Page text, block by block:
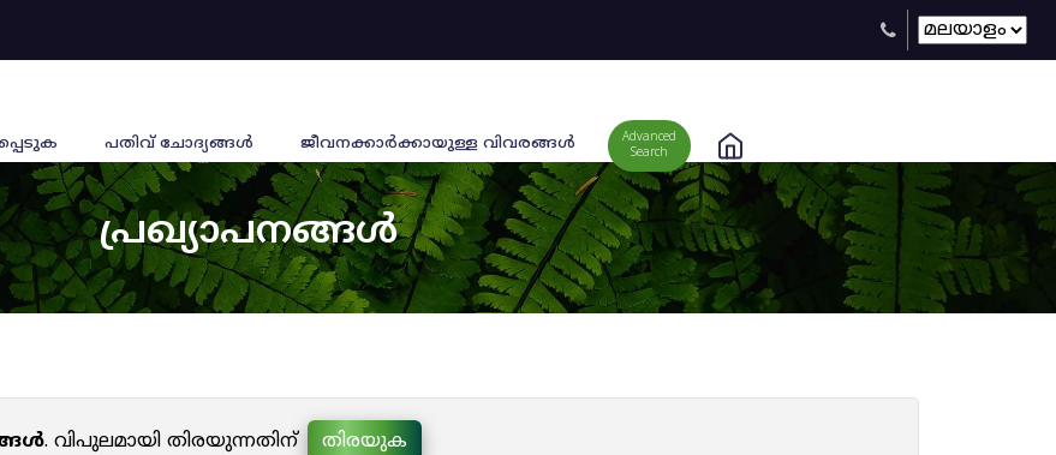
പതിവ് ചോദ്യങ്ങൾ ജീവനക്കാര്‍ക്കായുള്ള വിവരങ്ങള്‍
Advanced
Search
പ്രഖ്യാപനങ്ങൾ
. വിപുലമായി തിരയുന്നതിന് തിരയുക